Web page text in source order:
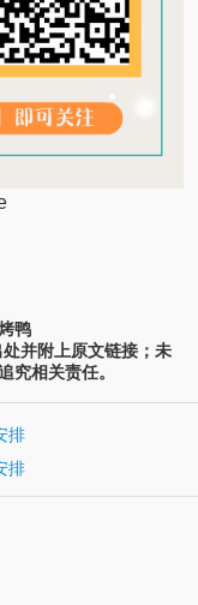
鸭
并附上原文链接；未
究相关责任。
排
排